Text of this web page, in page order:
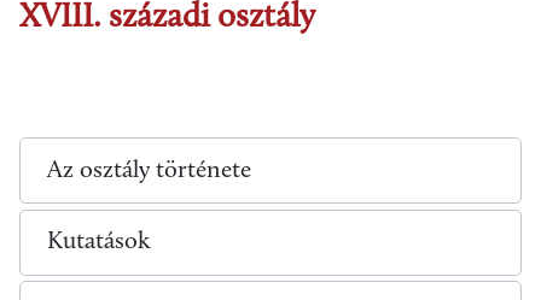
XVIII. századi osztály
Az osztály története
Kutatások